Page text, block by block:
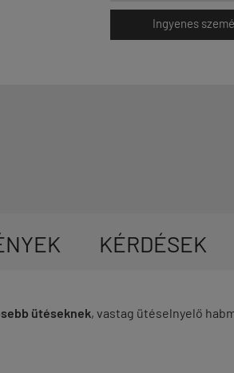
Ingyenes
KÉRDÉSEK
ütéseknek, vastag ütéselnyelő